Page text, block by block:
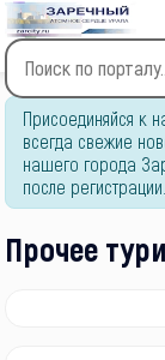
Type 2 or more
for results.
Присоединяйся к
всегда свежие
нашего города
после регистрации.
Прочее